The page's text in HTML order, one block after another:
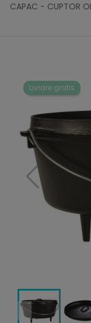
CAPAC - CUPTOR
Livrare gratis